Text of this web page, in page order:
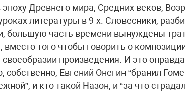
эпоху Древнего мира, Средних веков,
литературы в 9-х. Словесники,
большую часть времени вынуждены
вместо того чтобы говорить о
произведения. И это
собственно, Евгений Онегин “бранил
и кто такой Назон, и “за что